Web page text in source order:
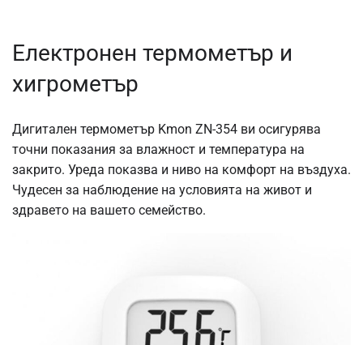
Електронен термометър и
хигрометър
Дигитален термометър Kmon ZN-354 ви осигурява
точни показания за влажност и температура на
закрито. Уреда показва и ниво на комфорт на въздуха.
Чудесен за наблюдение на условията на живот и
здравето на вашето семейство.